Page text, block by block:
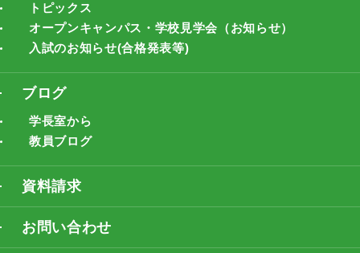
トピックス
オープンキャンパス・学校見学会（お知らせ）
入試のお知らせ(合格発表等)
ブログ
学長室から
教員ブログ
資料請求
お問い合わせ